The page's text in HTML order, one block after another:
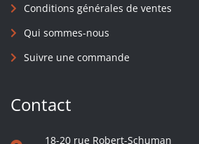
Conditions générales de ventes
Qui sommes-nous
Suivre une commande
Contact
18-20 rue Robert-Schuman